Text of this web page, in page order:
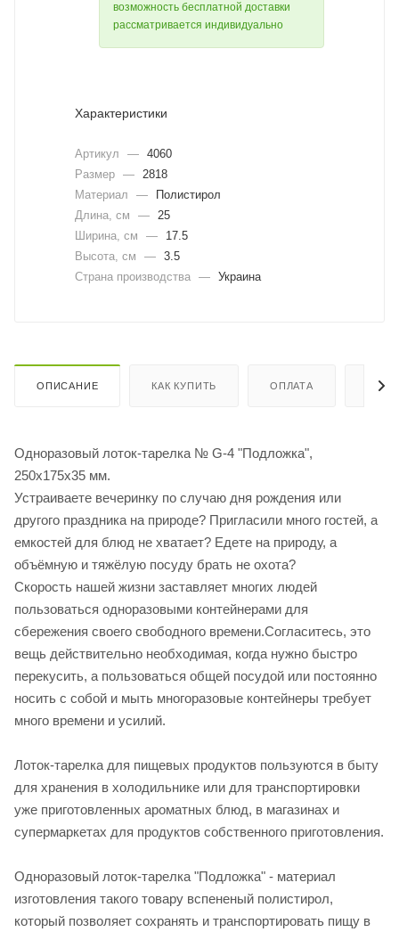
возможность бесплатной доставки
рассматривается индивидуально
Характеристики
Артикул — 4060
Размер —
2818
Материал
—
Полистирол
Длина, cм
—
25
Ширина, cм
—
17.5
Высота, см
— 3.5
Страна производства — Украина
ОПИСАНИЕ КАК КУПИТЬ ОПЛАТА
Одноразовый лоток-тарелка № G-4 "Подложка",
250х175х35 мм.
Устраиваете вечеринку по случаю дня рождения или
другого праздника на природе? Пригласили много гостей, а
емкостей для блюд не хватает? Едете на природу, а
объёмную и тяжёлую посуду брать не охота?
Скорость нашей жизни заставляет многих людей
пользоваться одноразовыми контейнерами для
сбережения своего свободного времени.Согласитесь, это
вещь действительно необходимая, когда нужно быстро
перекусить, а пользоваться общей посудой или постоянно
носить с собой и мыть многоразовые контейнеры требует
много времени и усилий.
Лоток-тарелка для пищевых продуктов пользуются в быту
для хранения в холодильнике или для транспортировки
уже приготовленных ароматных блюд, в магазинах и
супермаркетах для продуктов собственного приготовления.
Одноразовый лоток-тарелка "Подложка" - материал
изготовления такого товару вспененый полистирол,
который позволяет сохранять и транспортировать пищу в